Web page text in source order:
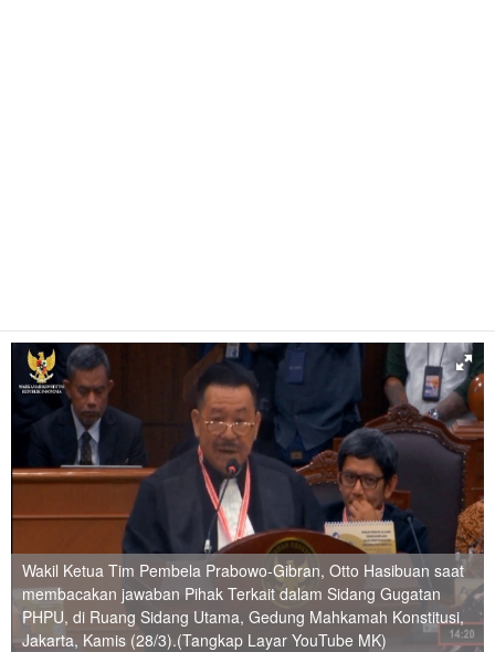
Wakil Ketua Tim Pembela Prabowo-Gibran, Otto Hasibuan saat
membacakan jawaban Pihak Terkait dalam Sidang Gugatan
PHPU, di Ruang Sidang Utama, Gedung Mahkamah Konstitusi,
Jakarta, Kamis (28/3).(Tangkap Layar YouTube MK)